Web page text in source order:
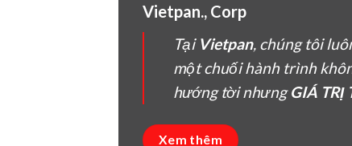
Vietpan., Corp
Tại Vietpan, chúng tôi
một chuối hành trình
hướng tời nhưngGIÁ TRỊ
Xem thêm